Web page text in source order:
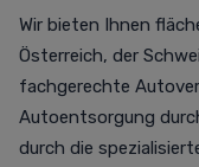
Wir bieten Ihnen
Österreich, der
fachgerechte
Autoentsorgung
durch die